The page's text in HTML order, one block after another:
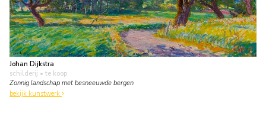
Johan Dijkstra
schilderij • te koop
Zonnig landschap met besneeuwde bergen
bekijk kunstwerk